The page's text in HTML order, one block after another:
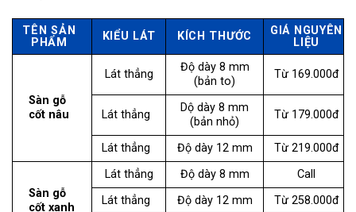
TÊN SẢN
PHẨM
KIỂU LÁT KÍCH THƯỚC
GIÁ NGUYÊN
LIỆU
Sàn gỗ
cốt nâu
Lát thẳng
Độ dày 8 mm
(bản to)
Từ 169.000đ
Lát thẳng
Dộ dày 8 mm
(bản nhỏ)
Từ 179.000đ
Lát thẳng Độ dày 12 mm Từ 219.000đ
Sàn gỗ
cốt xanh
Lát thẳng Độ dày 8 mm
Call
Lát thẳng
Độ dày 12 mm
Từ 258.000đ